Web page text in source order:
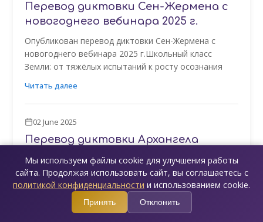
Перевод диктовки Сен-Жермена с
новогоднего вебинара 2025 г.
Опубликован перевод диктовки Сен-Жермена с
новогоднего вебинара 2025 г.Школьный класс
Земли: от тяжёлых испытаний к росту осознания
Читать далее
02 June 2025
Перевод диктовки Архангела
Гавриила с новогоднего вебинара
2025 г.
Опубликован перевод диктовки Архангела Гавриила
с новогоднего вебинара 2025 г.Откройтесь в
полной мере новому 12-летнему циклу: ускоряйтесь
Мы используем файлы cookie для улучшения работы
сайта. Продолжая использовать сайт, вы соглашаетесь с
политикой конфиденциальности и использованием cookie.
Принять Отклонить